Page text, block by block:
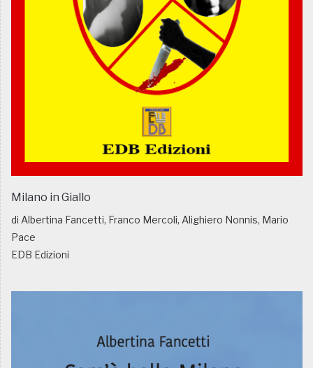
Milano in Giallo
di Albertina Fancetti, Franco Mercoli, Alighiero Nonnis, Mario
Pace
EDB Edizioni